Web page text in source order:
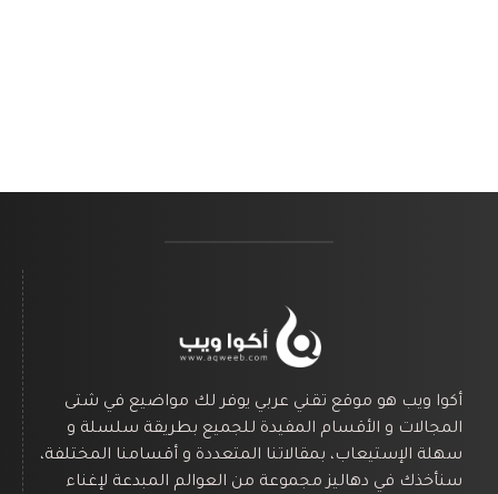
أكوا ويب هو موقع تقني عربي يوفر لك مواضيع في شتى
المجالات و الأقسام المفيدة للجميع بطريقة سلسلة و
سهلة الإستيعاب، بمقالاتنا المتعددة و أقسامنا المختلفة،
سنأخذك في دهاليز مجموعة من العوالم المبدعة لإغناء